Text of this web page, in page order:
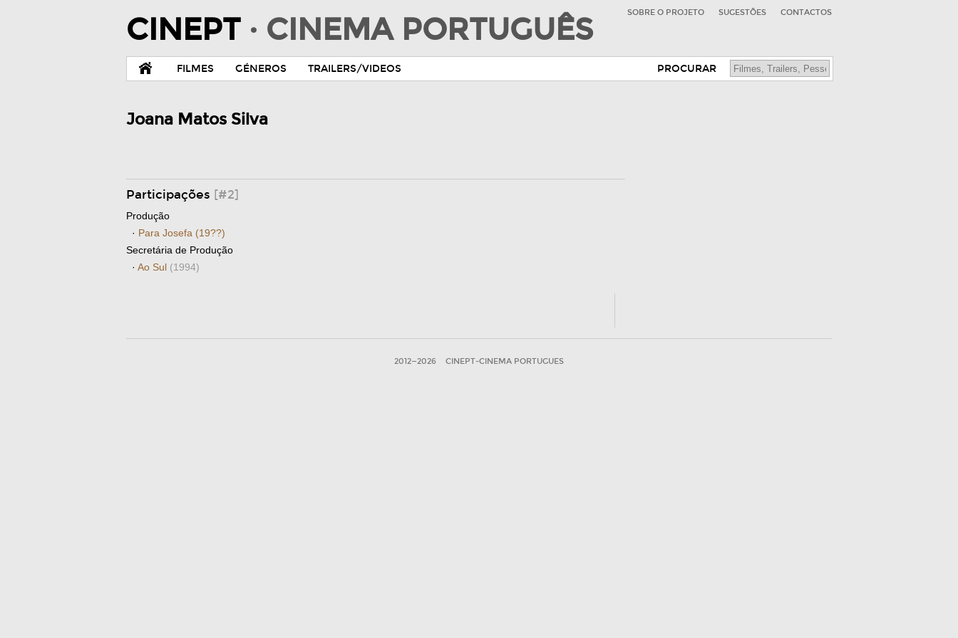
CINEPT · CINEMA PORTUGUÊS SOBRE O PROJETO SUGESTÕES CONTACTOS
FILMES GÉNEROS TRAILERS/VIDEOS PROCURAR
Joana Matos Silva
Participações [#2]
Produção
· Para Josefa (19??)
Secretária de Produção
· Ao Sul (1994)
2012—2026 CINEPT-CINEMA PORTUGUES